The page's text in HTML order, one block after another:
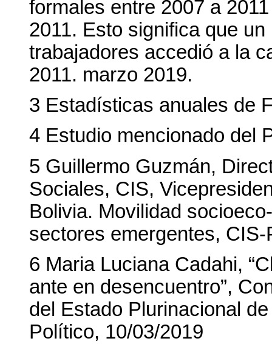
formales entre 2007 a
2011. Esto significa que
trabajadores accedió a la
2011. marzo 2019.
3 Estadísticas anuales de
4 Estudio mencionado del
5 Guillermo Guzmán,
Sociales, CIS,
Bolivia. Movilidad
sectores emergentes,
6 Maria Luciana Cadahi,
ante en desencuentro”,
del Estado Plurinacional
Político, 10/03/2019